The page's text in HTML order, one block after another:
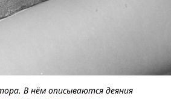
В нём описываются деяния